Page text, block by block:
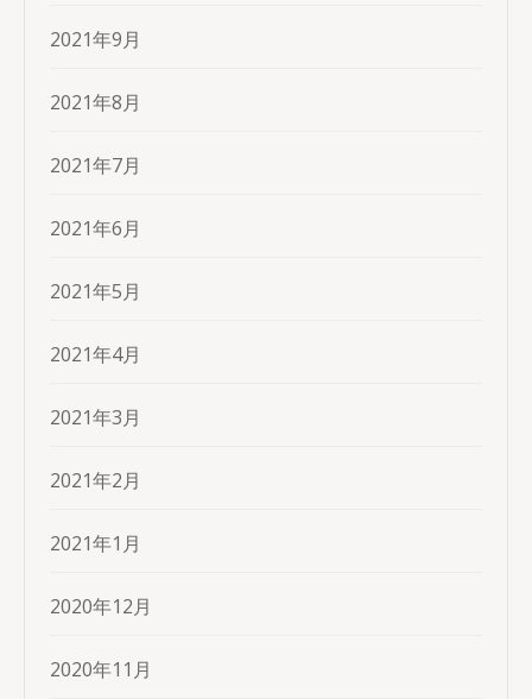
2021年9月
2021年8月
2021年7月
2021年6月
2021年5月
2021年4月
2021年3月
2021年2月
2021年1月
2020年12月
2020年11月